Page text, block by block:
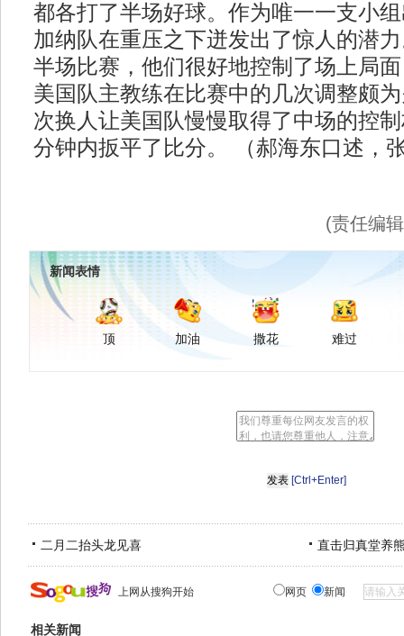
都各打了半场好球。作为唯一一支小
加纳队在重压之下迸发出了惊人的潜
半场比赛，他们很好地控制了场上局
美国队主教练在比赛中的几次调整颇
次换人让美国队慢慢取得了中场的控
分钟内扳平了比分。 （郝海东口述，
(责任编
新闻表情
顶 加油 撒花 难过
[Ctrl+Enter]
二月二抬头龙见喜 直击归真堂养
上网从搜狗开始 网页 新闻
相关新闻